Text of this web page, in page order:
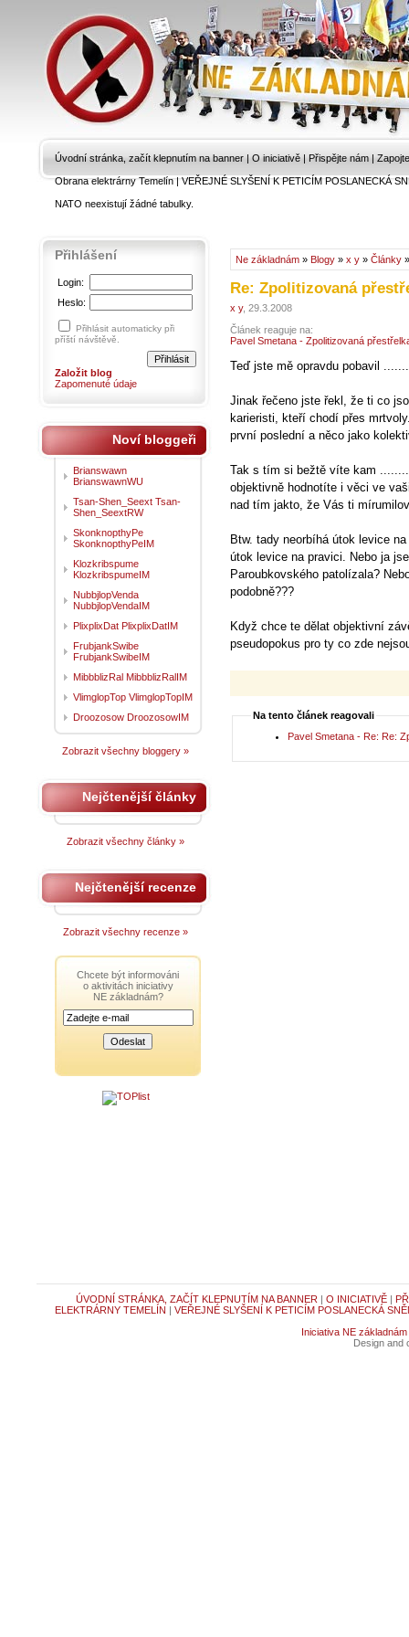
Úvodní stránka, začít klepnutím na banner | O iniciativě | Přispějte nám |
Obrana elektrárny Temelín|VEŘEJNÉ SLYŠENÍ K PETICÍM POSLANECKÁ
NATO neexistují žádné tabulky.
Ne základnám » Blogy » x y » Články
Re: Zpolitizovaná
x y, 29.3.2008
Článek reaguje na:
Pavel Smetana - Zpolitizovaná
Teď jste mě opravdu pobavil
Jinak řečeno jste řekl, že ti co
karieristi, kteří chodí přes
první poslední a něco jako
Tak s tím si bežtě víte kam
objektivně hodnotíte i věci ve
nad tím jakto, že Vás ti
Btw. tady neorbíhá útok levice
útok levice na pravici. Nebo ja
Paroubkovského patolízala?
podobně???
Když chce te dělat objektivní
pseudopokus pro ty co zde
Na tento článek reagovali
Pavel Smetana - Re: Re:
Přihlášení
Login:
Heslo:
Přihlásit automaticky při
příští návštěvě.
Založit blog
Zapomenuté údaje
Noví bloggeři
Brianswawn
BrianswawnWU
Tsan-Shen_Seext Tsan-
Shen_SeextRW
SkonknopthyPe
SkonknopthyPeIM
Klozkribspume
KlozkribspumeIM
NubbjlopVenda
NubbjlopVendaIM
PlixplixDat PlixplixDatIM
FrubjankSwibe
FrubjankSwibeIM
MibbblizRal MibbblizRalIM
VlimglopTop VlimglopTopIM
Droozosow DroozosowIM
Zobrazit všechny bloggery »
Nejčtenější články
Zobrazit všechny články »
Nejčtenější recenze
Zobrazit všechny recenze »
Chcete být informováni
o aktivitách iniciativy
NE základnám?
ÚVODNÍ STRÁNKA, ZAČÍT KLEPNUTÍM NA BANNER | O INICIATIVĚ|
ELEKTRÁRNY TEMELÍN | VEŘEJNÉ SLYŠENÍ K PETICÍM POSLANECKÁ
Iniciativa NE základnám
Design and